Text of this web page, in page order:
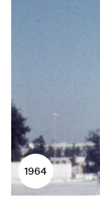
1964